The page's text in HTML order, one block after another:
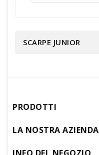
SCARPE JUNIOR
PRODOTTI
LA NOSTRA AZIENDA